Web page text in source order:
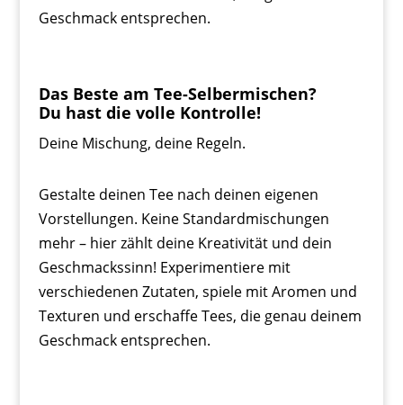
Geschmack entsprechen.
Das Beste am Tee-Selbermischen?
Du hast die volle Kontrolle!
Deine Mischung, deine Regeln.
Gestalte deinen Tee nach deinen eigenen
Vorstellungen. Keine Standardmischungen
mehr – hier zählt deine Kreativität und dein
Geschmackssinn! Experimentiere mit
verschiedenen Zutaten, spiele mit Aromen und
Texturen und erschaffe Tees, die genau deinem
Geschmack entsprechen.